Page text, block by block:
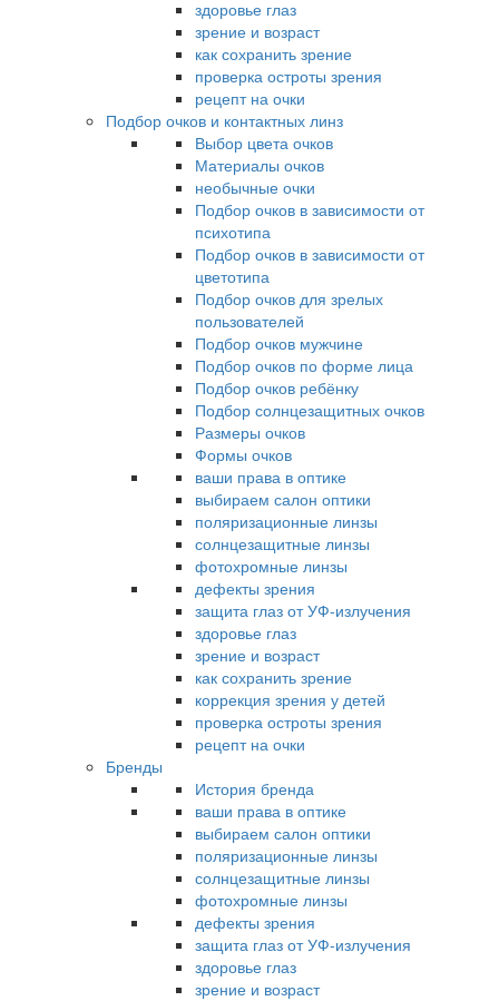
здоровье глаз
зрение и возраст
как сохранить зрение
проверка остроты зрения
рецепт на очки
Подбор очков и контактных линз
Выбор цвета очков
Материалы очков
необычные очки
Подбор очков в зависимости от
психотипа
Подбор очков в зависимости от
цветотипа
Подбор очков для зрелых
пользователей
Подбор очков мужчине
Подбор очков по форме лица
Подбор очков ребёнку
Подбор солнцезащитных очков
Размеры очков
Формы очков
ваши права в оптике
выбираем салон оптики
поляризационные линзы
солнцезащитные линзы
фотохромные линзы
дефекты зрения
защита глаз от УФ-излучения
здоровье глаз
зрение и возраст
как сохранить зрение
коррекция зрения у детей
проверка остроты зрения
рецепт на очки
Бренды
История бренда
ваши права в оптике
выбираем салон оптики
поляризационные линзы
солнцезащитные линзы
фотохромные линзы
дефекты зрения
защита глаз от УФ-излучения
здоровье глаз
зрение и возраст